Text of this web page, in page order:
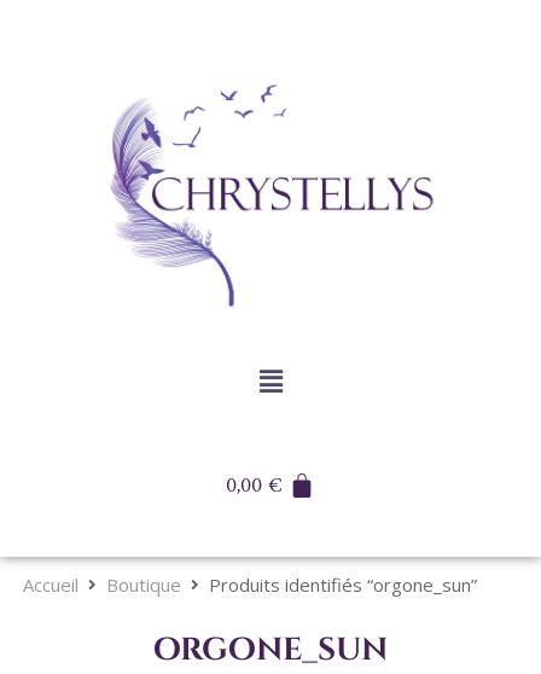
0,00€
Accueil Boutique Produits identifiés “orgone_sun”
orgone_sun